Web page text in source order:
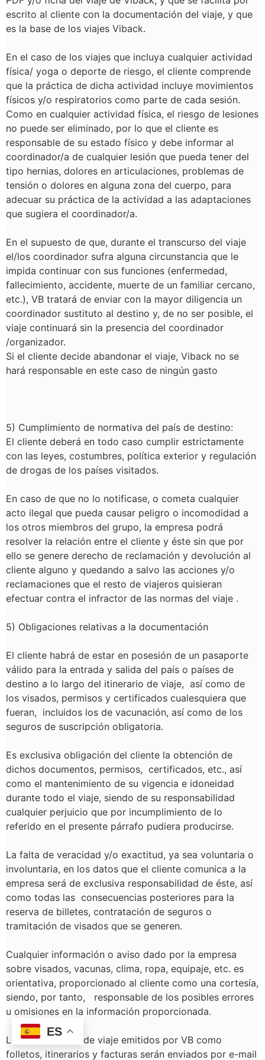
escrito al cliente con la documentación del viaje, y que
es la base de los viajes Viback.
En el caso de los viajes que incluya cualquier actividad
física/ yoga o deporte de riesgo, el cliente comprende
que la práctica de dicha actividad incluye movimientos
físicos y/o respiratorios como parte de cada sesión.
Como en cualquier actividad física, el riesgo de lesiones
no puede ser eliminado, por lo que el cliente es
responsable de su estado físico y debe informar al
coordinador/a de cualquier lesión que pueda tener del
tipo hernias, dolores en articulaciones, problemas de
tensión o dolores en alguna zona del cuerpo, para
adecuar su práctica de la actividad a las adaptaciones
que sugiera el coordinador/a.
En el supuesto de que, durante el transcurso del viaje
el/los coordinador sufra alguna circunstancia que le
impida continuar con sus funciones (enfermedad,
fallecimiento, accidente, muerte de un familiar cercano,
etc.), VB tratará de enviar con la mayor diligencia un
coordinador sustituto al destino y, de no ser posible, el
viaje continuará sin la presencia del coordinador
/organizador.
Si el cliente decide abandonar el viaje, Viback no se
hará responsable en este caso de ningún gasto
5) Cumplimiento de normativa del país de destino:
El cliente deberá en todo caso cumplir estrictamente
con las leyes, costumbres, política exterior y regulación
de drogas de los países visitados.
En caso de que no lo notificase, o cometa cualquier
acto ilegal que pueda causar peligro o incomodidad a
los otros miembros del grupo, la empresa podrá
resolver la relación entre el cliente y éste sin que por
ello se genere derecho de reclamación y devolución al
cliente alguno y quedando a salvo las acciones y/o
reclamaciones que el resto de viajeros quisieran
efectuar contra el infractor de las normas del viaje .
5) Obligaciones relativas a la documentación
El cliente habrá de estar en posesión de un pasaporte
válido para la entrada y salida del país o países de
destino a lo largo del itinerario de viaje, así como de
los visados, permisos y certificados cualesquiera que
fueran, incluidos los de vacunación, así como de los
seguros de suscripción obligatoria.
Es exclusiva obligación del cliente la obtención de
dichos documentos, permisos, certificados, etc., así
como el mantenimiento de su vigencia e idoneidad
durante todo el viaje, siendo de su responsabilidad
cualquier perjuicio que por incumplimiento de lo
referido en el presente párrafo pudiera producirse.
La falta de veracidad y/o exactitud, ya sea voluntaria o
involuntaria, en los datos que el cliente comunica a la
empresa será de exclusiva responsabilidad de éste, así
como todas las consecuencias posteriores para la
reserva de billetes, contratación de seguros o
tramitación de visados que se generen.
Cualquier información o aviso dado por la empresa
sobre visados, vacunas, clima, ropa, equipaje, etc. es
orientativa, proporcionado al cliente como una cortesía,
siendo, por tanto, responsable de los posibles errores
u omisiones en la información proporcionada.
Los documentos de viaje emitidos por VB como
folletos, itinerarios y facturas serán enviados por e-mail
ES